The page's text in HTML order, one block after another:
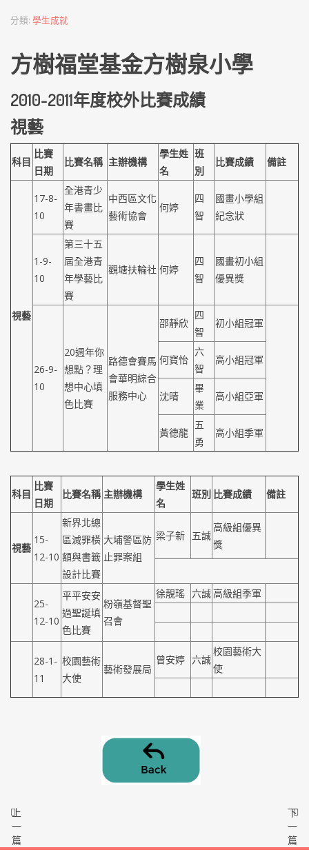
分類: 學生成就
方樹福堂基金方樹泉小學
2010-2011年度校外比賽成績
視藝
科目
比賽
日期
比賽名稱 主辦機構
學生姓
名
班
別
比賽成績 備註
視藝
17-8-
10
全港青少
年書畫比
賽
中西區文化
藝術協會
何婷
四
智
國畫小學組
紀念狀
1-9-
10
第三十五
屆全港青
年學藝比
賽
觀塘扶輪社 何婷
四
智
國畫初小組
優異獎
26-9-
10
20週年你
想點？理
想中心填
色比賽
路德會賽馬
會華明綜合
服務中心
邵靜欣
四
智
初小組冠軍
何寶怡
六
智
高小組冠軍
沈晴
畢
業
高小組亞軍
黃德龍
五
勇
高小組季軍
科目
比賽
日期
比賽名稱 主辦機構
學生姓
名
班別 比賽成績 備註
視藝
15-
12-10
新界北總
區滅罪橫
額與書籤
設計比賽
大埔警區防
止罪案組
梁子新 五誠
高級組優異
獎
25-
12-10
平平安安
過聖誕填
色比賽
粉嶺基督聖
召會
徐靚瑤 六誠高級組季軍
28-1-
11
校園藝術
大使
藝術發展局
曾安婷 六誠
校園藝術大
使
上
一
篇
下
一
篇